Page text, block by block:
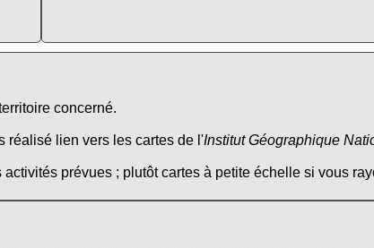
concerné.
réalisé lien vers les cartes de l'Institut Géographique
prévues ; plutôt cartes à petite échelle si vous